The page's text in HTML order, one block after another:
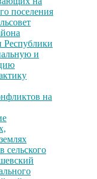
поселения
Республики
и
на
сельского